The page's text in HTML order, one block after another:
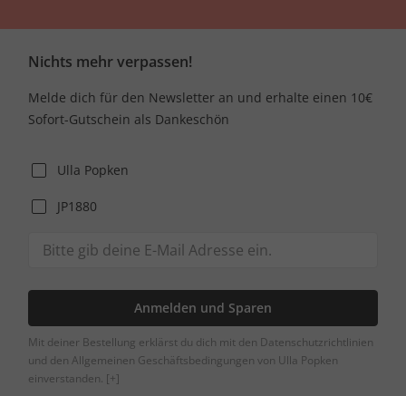
Nichts mehr verpassen!
Melde dich für den Newsletter an und erhalte einen 10€
Sofort-Gutschein als Dankeschön
Ulla Popken
JP1880
Anmelden und Sparen
Mit deiner Bestellung erklärst du dich mit den Datenschutzrichtlinien
und den Allgemeinen Geschäftsbedingungen von Ulla Popken
einverstanden. [+]